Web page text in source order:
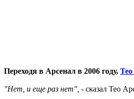
Переходя в Арсенал в 2006 году,
"Нет, и еще раз нет", - сказал Тео